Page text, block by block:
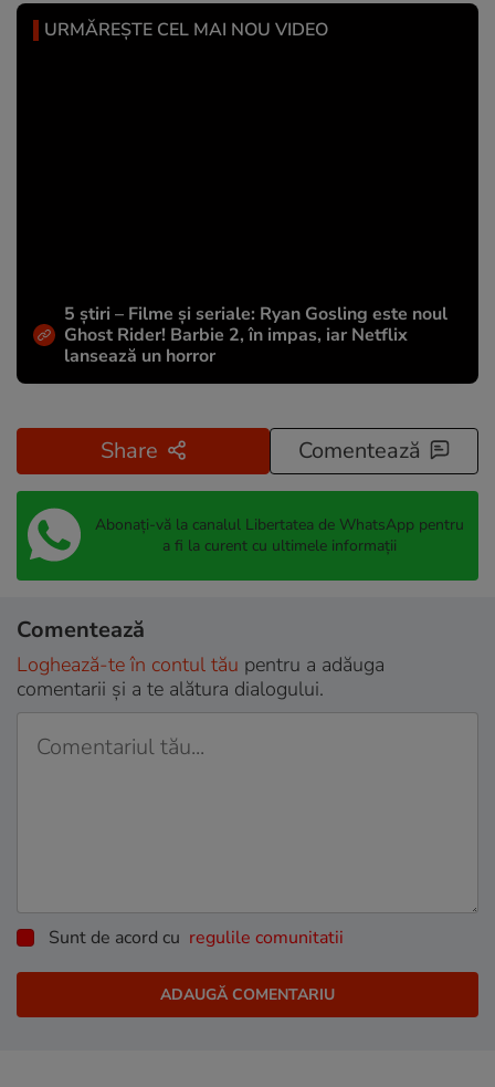
URMĂREȘTE CEL MAI NOU VIDEO
5 știri – Filme și seriale: Ryan Gosling este noul
Ghost Rider! Barbie 2, în impas, iar Netflix
lansează un horror
Share Comentează
Abonați-vă la canalul Libertatea de WhatsApp pentru
a fi la curent cu ultimele informații
Comentează
Loghează-te în contul tău pentru a adăuga
comentarii și a te alătura dialogului.
Sunt de acord cu regulile comunitatii